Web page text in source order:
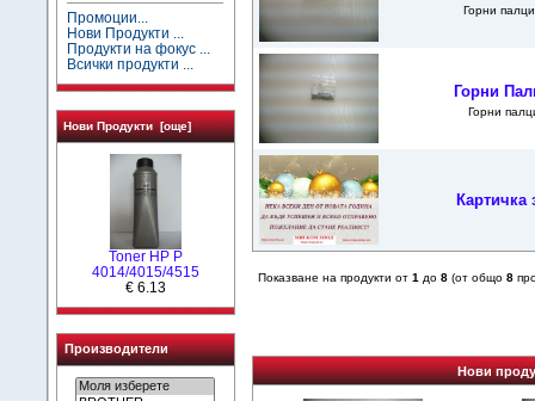
Промоции...
Нови Продукти ...
Продукти на фокус ...
Всички продукти ...
Нови Продукти [още]
Toner HP P
4014/4015/4515
€ 6.13
Производители
Горни
Горни
Горни
Картичка
Показване на продукти от 1 до 8(от общо 8
Нови